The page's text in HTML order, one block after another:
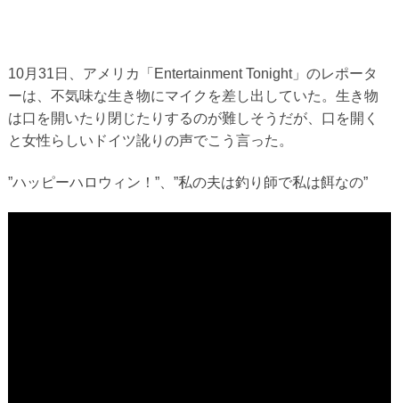
10月31日、アメリカ「Entertainment Tonight」のレポータ
ーは、不気味な生き物にマイクを差し出していた。生き物
は口を開いたり閉じたりするのが難しそうだが、口を開く
と女性らしいドイツ訛りの声でこう言った。
”ハッピーハロウィン！”、”私の夫は釣り師で私は餌なの”